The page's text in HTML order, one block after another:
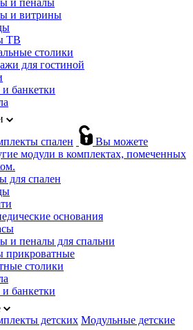
и витрины
ТВ
столики
для гостиной
банкетки
спален
Вы можете
модули в комплектах, помеченных
для спален
основания
и пеналы для спальни
прикроватные
столики
банкетки
детских Модульные детские